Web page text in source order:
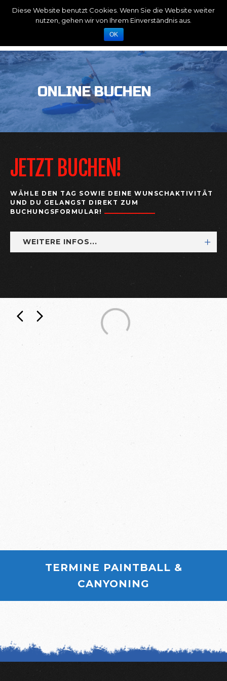
ONLINE BUCHEN
JETZT BUCHEN!
WÄHLE DEN TAG SOWIE DEINE WUNSCHAKTIVITÄT
UND DU GELANGST DIREKT ZUM
BUCHUNGSFORMULAR!
WEITERE INFOS...
TERMINE PAINTBALL &
CANYONING
Diese Website benutzt Cookies. Wenn Sie die Website weiter
nutzen, gehen wir von Ihrem Einverständnis aus.
OK